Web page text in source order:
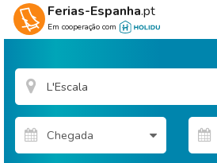
Ferias-Espanha.pt
Em cooperação com